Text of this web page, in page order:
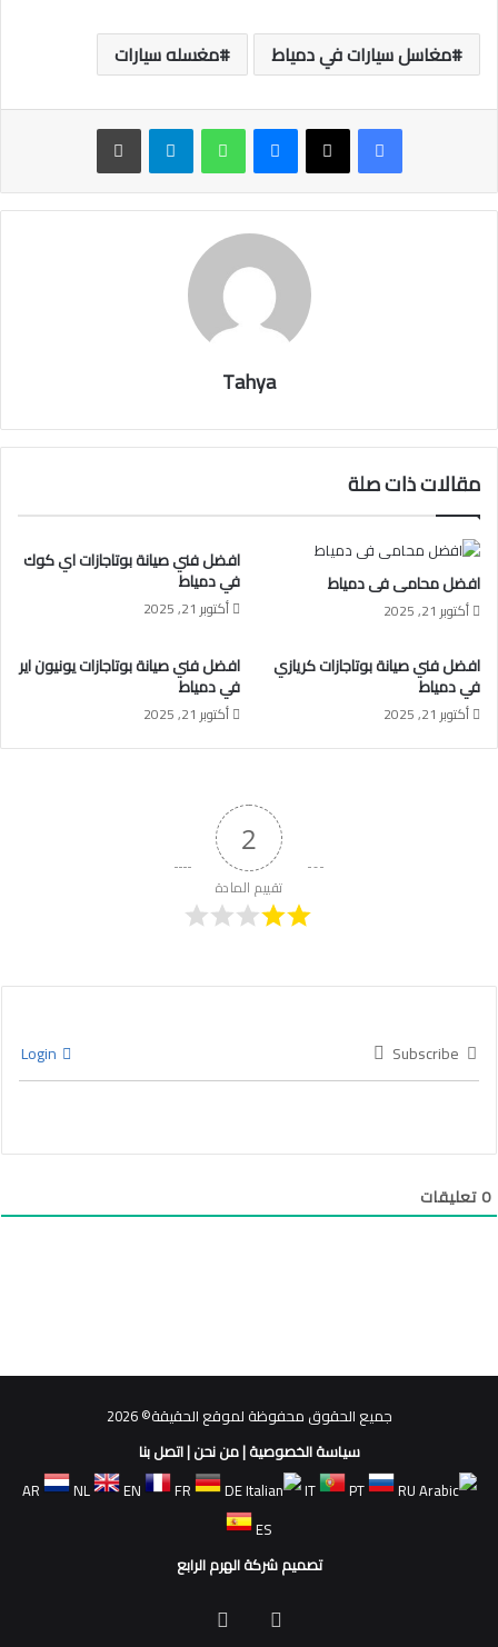
مغاسل سيارات في دمياط مغسله سيارات
ماسنجر واتساب تيلقرام طباعة
Tahya
مقالات ذات صلة
افضل محامى فى دمياط
أكتوبر 21, 2025
افضل فني صيانة بوتاجازات اي كوك
في دمياط
أكتوبر 21, 2025
افضل فني صيانة بوتاجازات كريازي
في دمياط
أكتوبر 21, 2025
افضل فني صيانة بوتاجازات يونيون اير
في دمياط
أكتوبر 21, 2025
2
تقييم المادة
Subscribe
0تعليقات
جميع الحقوق محفوظة لموقع الحقيقة© 2026
سياسة الخصوصية|من نحن|اتصل بنا
AR
NL EN FR DE IT PT
RU
ES
تصميم شركة الهرم الرابع
فيسبوك